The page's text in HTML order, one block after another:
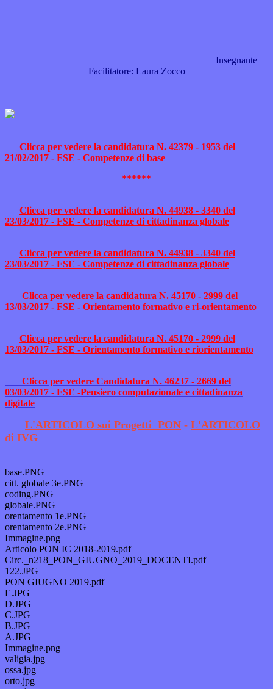
Insegnante
Facilitatore: Laura Zocco
Clicca per vedere la candidatura N. 42379 - 1953 del
21/02/2017 - FSE - Competenze di base
******
Clicca per vedere la candidatura N. 44938 - 3340 del
23/03/2017 - FSE - Competenze di cittadinanza globale
Clicca per vedere la candidatura N. 44938 - 3340 del
23/03/2017 - FSE - Competenze di cittadinanza globale
Clicca per vedere la candidatura N. 45170 - 2999 del
13/03/2017 - FSE - Orientamento formativo e ri-orientamento
Clicca per vedere la candidatura N. 45170 - 2999 del
13/03/2017 - FSE - Orientamento formativo e riorientamento
Clicca per vedere Candidatura N. 46237 - 2669 del
03/03/2017 - FSE -Pensiero computazionale e cittadinanza
digitale
L'ARTICOLO sui Progetti PON - L'ARTICOLO
di IVG
base.PNG
citt. globale 3e.PNG
coding.PNG
globale.PNG
orentamento 1e.PNG
orentamento 2e.PNG
Immagine.png
Articolo PON IC 2018-2019.pdf
Circ._n218_PON_GIUGNO_2019_DOCENTI.pdf
122.JPG
PON GIUGNO 2019.pdf
E.JPG
D.JPG
C.JPG
B.JPG
A.JPG
Immagine.png
valigia.jpg
ossa.jpg
orto.jpg